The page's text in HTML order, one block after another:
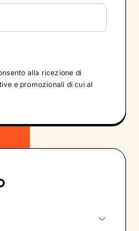
alla ricezione di
e promozionali di cui al